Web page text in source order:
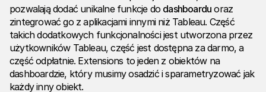
pozwalają dodać unikalne funkcje do dashboardu oraz
zintegrować go z aplikacjami innymi niż Tableau. Część
takich dodatkowych funkcjonalności jest utworzona przez
użytkowników Tableau, część jest dostępna za darmo, a
część odpłatnie. Extensions to jeden z obiektów na
dashboardzie, który musimy osadzić i sparametryzować jak
każdy inny obiekt.